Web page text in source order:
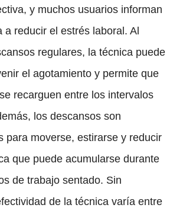
y muchos usuarios informan
a reducir el estrés laboral. Al
regulares, la técnica puede
el agotamiento y permite que
recarguen entre los intervalos
los descansos son
para moverse, estirarse y reducir
que puede acumularse durante
de trabajo sentado. Sin
de la técnica varía entre